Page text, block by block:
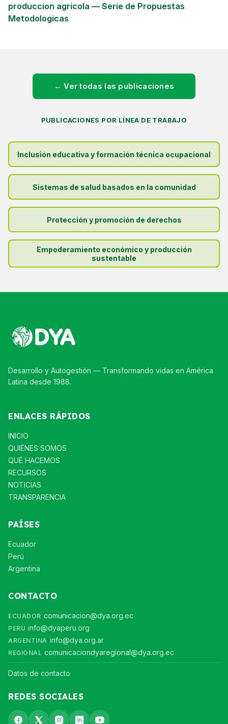
produccion agricola — Serie de Propuestas
Metodologicas
← Ver todas las publicaciones
PUBLICACIONES POR LÍNEA DE TRABAJO
Inclusión educativa y formación técnica ocupacional
Sistemas de salud basados en la comunidad
Protección y promoción de derechos
Empoderamiento económico y producción
sustentable
Desarrollo y Autogestión — Transformando vidas en América
Latina desde 1988.
ENLACES RÁPIDOS
INICIO
QUIÉNES SOMOS
QUÉ HACEMOS
RECURSOS
NOTICIAS
TRANSPARENCIA
PAÍSES
Ecuador
Perú
Argentina
CONTACTO
ECUADOR comunicacion@dya.org.ec
PERÚ info@dyaperu.org
ARGENTINA info@dya.org.ar
REGIONAL comunicaciondyaregional@dya.org.ec
Datos de contacto
REDES SOCIALES